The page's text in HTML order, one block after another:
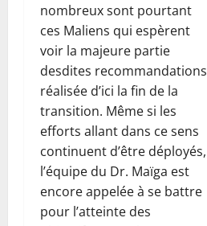
nombreux sont pourtant
ces Maliens qui espèrent
voir la majeure partie
desdites recommandations
réalisée d’ici la fin de la
transition. Même si les
efforts allant dans ce sens
continuent d’être déployés,
l’équipe du Dr. Maïga est
encore appelée à se battre
pour l’atteinte des